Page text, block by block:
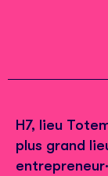
H7, lieu
plus grand